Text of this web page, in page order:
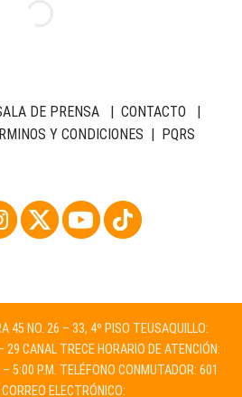
DE PRENSA| CONTACTO |
Y CONDICIONES | PQRS
45 NO. 26 – 33, 4º PISO TEUSAQUILLO:
CANAL TRECE HORARIO DE ATENCIÓN:
5:00 P.M. TELÉFONO CONMUTADOR: 601
ELECTRÓNICO: